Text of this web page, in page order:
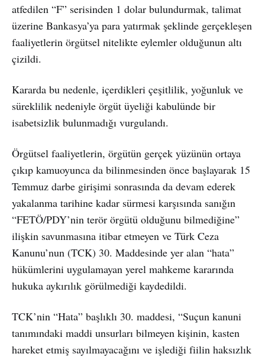
atfedilen “F” serisinden 1 dolar bulundurmak, talimat
üzerine Bankasya’ya para yatırmak şeklinde gerçekleşen
faaliyetlerin örgütsel nitelikte eylemler olduğunun altı
çizildi.
Kararda bu nedenle, içerdikleri çeşitlilik, yoğunluk ve
süreklilik nedeniyle örgüt üyeliği kabulünde bir
isabetsizlik bulunmadığı vurgulandı.
Örgütsel faaliyetlerin, örgütün gerçek yüzünün ortaya
çıkıp kamuoyunca da bilinmesinden önce başlayarak 15
Temmuz darbe girişimi sonrasında da devam ederek
yakalanma tarihine kadar sürmesi karşısında sanığın
“FETÖ/PDY’nin terör örgütü olduğunu bilmediğine”
ilişkin savunmasına itibar etmeyen ve Türk Ceza
Kanunu’nun (TCK) 30. Maddesinde yer alan “hata”
hükümlerini uygulamayan yerel mahkeme kararında
hukuka aykırılık görülmediği kaydedildi.
TCK’nin “Hata” başlıklı 30. maddesi, “Suçun kanuni
tanımındaki maddi unsurları bilmeyen kişinin, kasten
hareket etmiş sayılmayacağını ve işlediği fiilin haksızlık